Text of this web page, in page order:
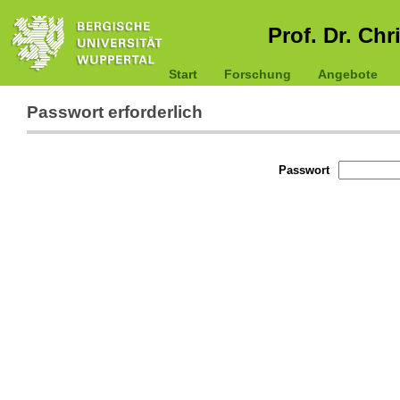
Prof. Dr.
Start Forschung Angebote
Passwort erforderlich
Passwort